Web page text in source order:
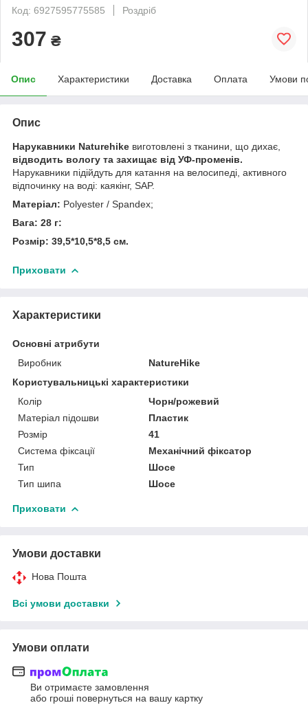
Код: 6927595775585
Роздріб
307 ₴
Опис Характеристики Доставка Оплата Умови
Опис
Нарукавники Naturehike виготовлені з тканини, що дихає,
відводить вологу та захищає від УФ-променів.
Нарукавники підійдуть для катання на велосипеді, активного
відпочинку на воді: каякінг, SAP.
Матеріал: Polyester / Spandex;
Вага: 28 г:
Розмір: 39,5*10,5*8,5 см.
Приховати
Характеристики
Основні атрибути
Виробник
NatureHike
Користувальницькі характеристики
Колір
Чорн/рожевий
Матеріал підошви
Пластик
Розмір
41
Система фіксації
Механічний фіксатор
Тип
Шосе
Тип шипа
Шосе
Приховати
Умови доставки
Нова Пошта
Всі умови доставки
Умови оплати
Ви отримаєте замовлення
або гроші повернуться на вашу картку